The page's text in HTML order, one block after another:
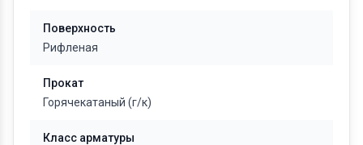
Поверхность
Рифленая
Прокат
Горячекатаный (г/к)
Класс арматуры